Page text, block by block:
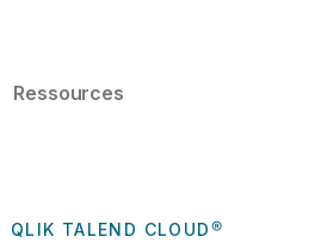
Ressources
QLIK TALEND CLOUD®